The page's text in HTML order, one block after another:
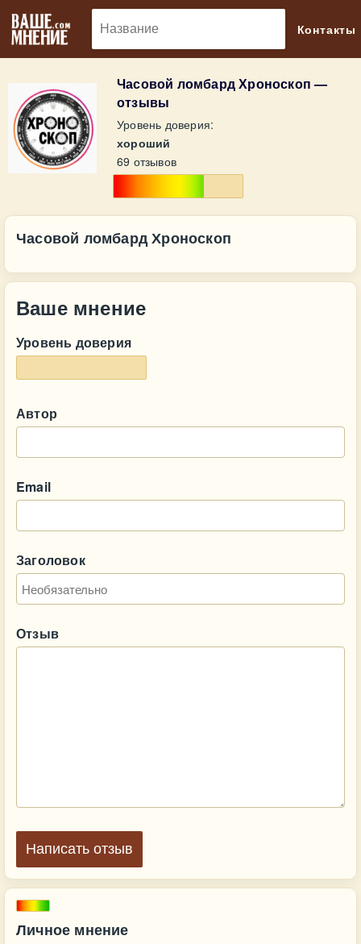
Контакты
Часовой ломбард Хроноскоп —
отзывы
Уровень доверия:
хороший
69 отзывов
Личное мнение
Часовой ломбард Хроноскоп
Ваше мнение
Уровень доверия
Автор
Email
Заголовок
Отзыв
Написать отзыв